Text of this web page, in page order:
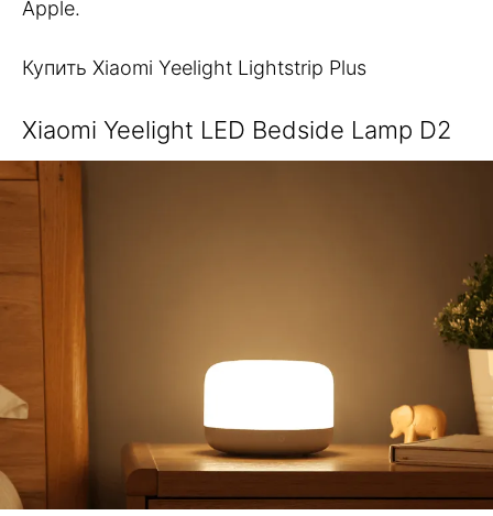
Apple.
Купить Xiaomi Yeelight Lightstrip Plus
Xiaomi Yeelight LED Bedside Lamp D2